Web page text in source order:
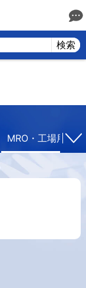
検索
MRO・工場用副